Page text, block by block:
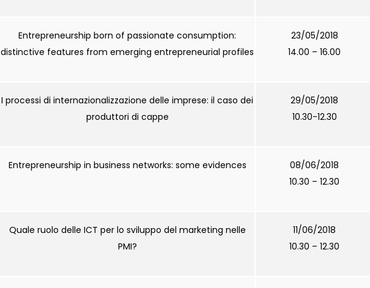
Entrepreneurship born of passionate consumption:
distinctive features from emerging entrepreneurial profiles
23/05/2018
14.00 – 16.00
I processi di internazionalizzazione delle imprese: il caso dei
produttori di cappe
29/05/2018
10.30-12.30
Entrepreneurship in business networks: some evidences
08/06/2018
10.30 – 12.30
Quale ruolo delle ICT per lo sviluppo del marketing nelle
PMI?
11/06/2018
10.30 – 12.30